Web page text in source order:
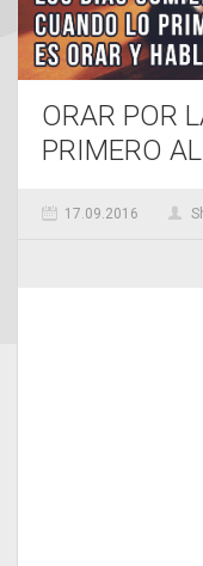
ORAR POR
PRIMERO
17.09.2016